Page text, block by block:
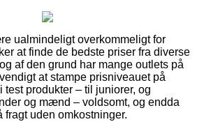
ualmindeligt overkommeligt for
at finde de bedste priser fra diverse
af den grund har mange outlets på
at stampe prisniveauet på
test produkter – til juniorer, og
og mænd – voldsomt, og endda
fragt uden omkostninger.